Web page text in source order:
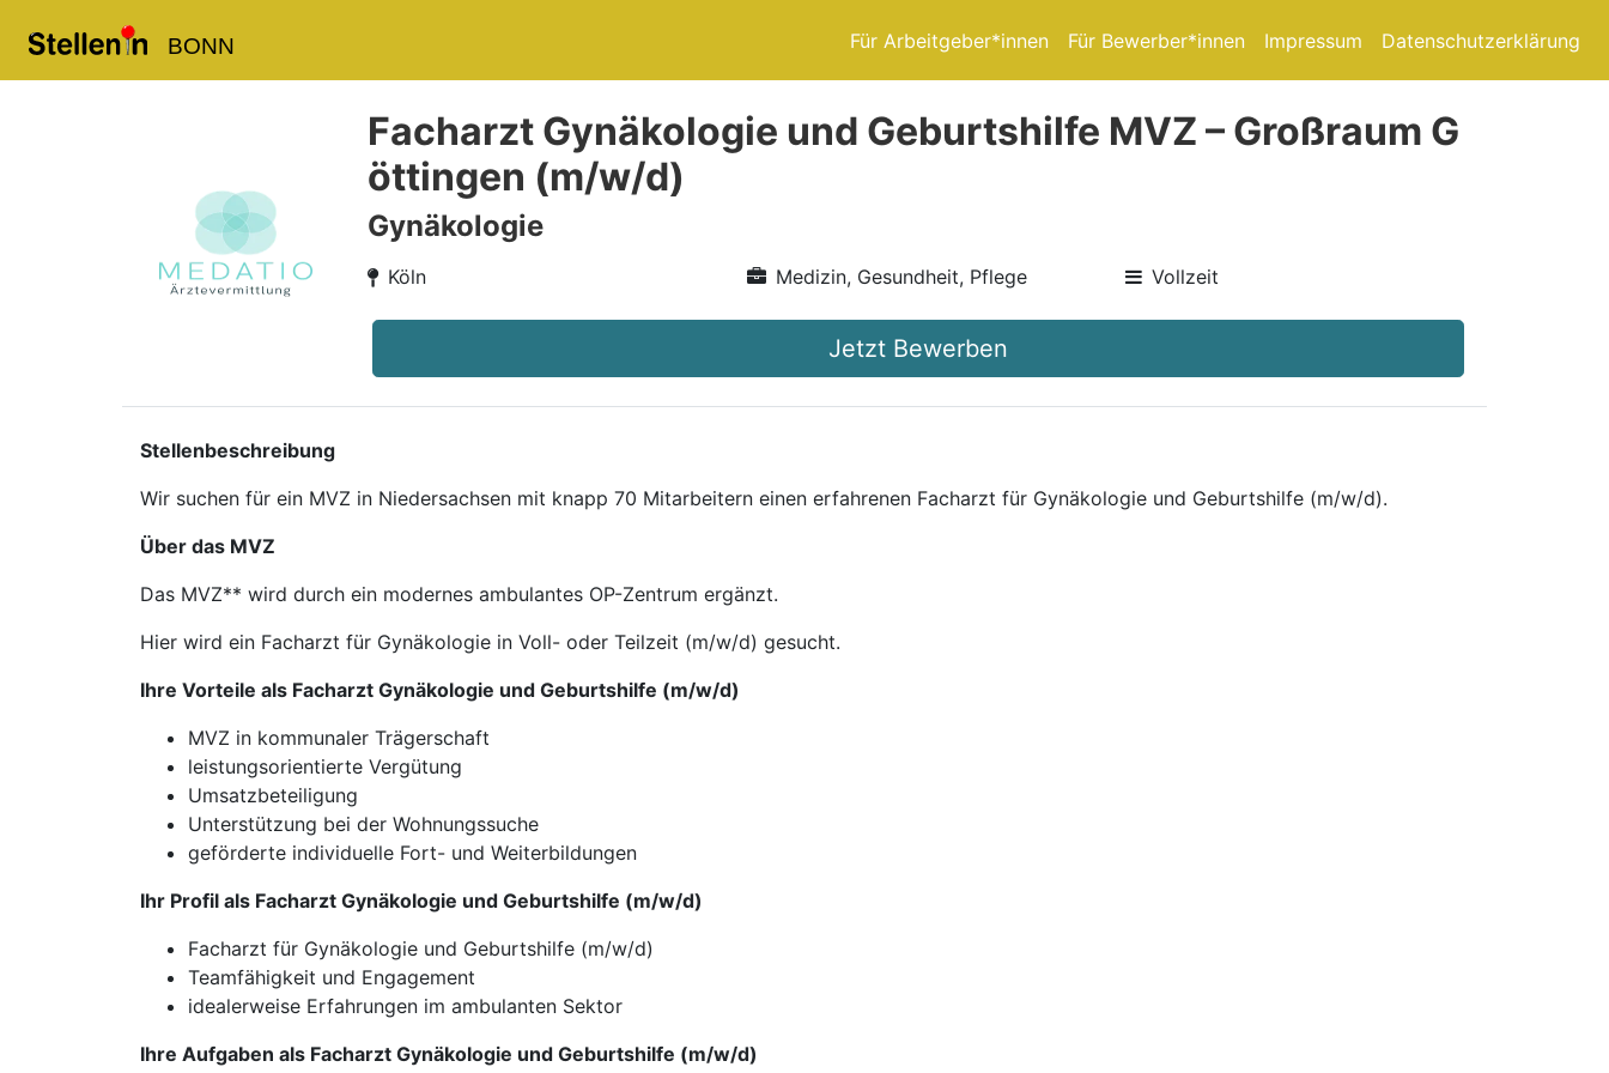
BONN Für Arbeitgeber*innen Für Bewerber*innen Impressum Datenschutzerklärung
Facharzt Gynäkologie und Geburtshilfe MVZ – Großraum G
öttingen (m/w/d)
Gynäkologie
Köln Medizin, Gesundheit, Pflege Vollzeit
Jetzt Bewerben
Stellenbeschreibung
Wir suchen für ein MVZ in Niedersachsen mit knapp 70 Mitarbeitern einen erfahrenen Facharzt für Gynäkologie und Geburtshilfe (m/w/d).
Über das MVZ
Das MVZ** wird durch ein modernes ambulantes OP-Zentrum ergänzt.
Hier wird ein Facharzt für Gynäkologie in Voll- oder Teilzeit (m/w/d) gesucht.
Ihre Vorteile als Facharzt Gynäkologie und Geburtshilfe (m/w/d)
MVZ in kommunaler Trägerschaft
leistungsorientierte Vergütung
Umsatzbeteiligung
Unterstützung bei der Wohnungssuche
geförderte individuelle Fort- und Weiterbildungen
Ihr Profil als Facharzt Gynäkologie und Geburtshilfe (m/w/d)
Facharzt für Gynäkologie und Geburtshilfe (m/w/d)
Teamfähigkeit und Engagement
idealerweise Erfahrungen im ambulanten Sektor
Ihre Aufgaben als Facharzt Gynäkologie und Geburtshilfe (m/w/d)